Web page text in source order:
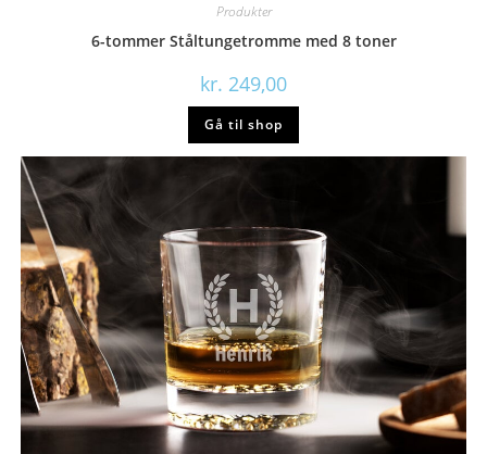
Produkter
6-tommer Ståltungetromme med 8 toner
kr. 249,00
Gå til shop